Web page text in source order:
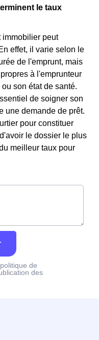
le taux
immobilier peut
effet, il varie selon le
de l'emprunt, mais
à l'emprunteur
son état de santé.
de soigner son
une demande de prêt.
pour constituer
le dossier le plus
meilleur taux pour
de
des